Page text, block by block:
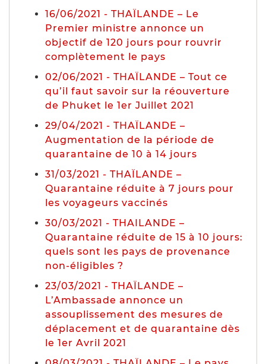
16/06/2021 - THAÏLANDE – Le
Premier ministre annonce un
objectif de 120 jours pour rouvrir
complètement le pays
02/06/2021 - THAÏLANDE – Tout ce
qu’il faut savoir sur la réouverture
de Phuket le 1er Juillet 2021
29/04/2021 - THAÏLANDE –
Augmentation de la période de
quarantaine de 10 à 14 jours
31/03/2021 - THAÏLANDE –
Quarantaine réduite à 7 jours pour
les voyageurs vaccinés
30/03/2021 - THAILANDE –
Quarantaine réduite de 15 à 10 jours:
quels sont les pays de provenance
non-éligibles ?
23/03/2021 - THAÏLANDE –
L’Ambassade annonce un
assouplissement des mesures de
déplacement et de quarantaine dès
le 1er Avril 2021